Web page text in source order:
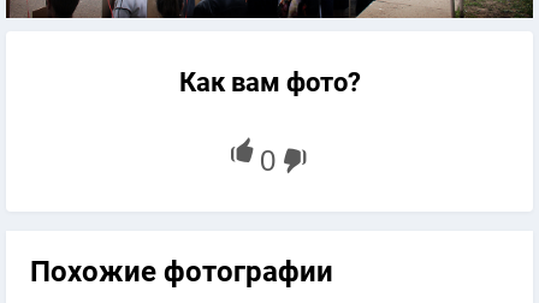
Как вам фото?
Похожие фотографии